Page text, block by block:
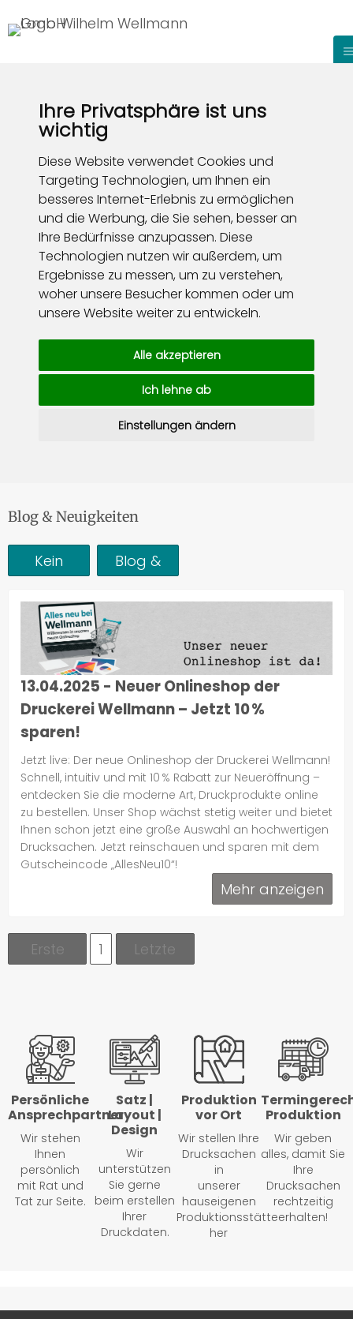
Ihre Privatsphäre ist uns
wichtig
Diese Website verwendet Cookies und
Targeting Technologien, um Ihnen ein
besseres Internet-Erlebnis zu ermöglichen
und die Werbung, die Sie sehen, besser an
Ihre Bedürfnisse anzupassen. Diese
Technologien nutzen wir außerdem, um
Ergebnisse zu messen, um zu verstehen,
woher unsere Besucher kommen oder um
unsere Website weiter zu entwickeln.
Alle akzeptieren
Ich lehne ab
Einstellungen ändern
Blog & Neuigkeiten
Kein
Blog &
13.04.2025 - Neuer Onlineshop der
Druckerei Wellmann – Jetzt 10 %
sparen!
Jetzt live: Der neue Onlineshop der Druckerei Wellmann!
Schnell, intuitiv und mit 10 % Rabatt zur Neueröffnung –
entdecken Sie die moderne Art, Druckprodukte online
zu bestellen. Unser Shop wächst stetig weiter und bietet
Ihnen schon jetzt eine große Auswahl an hochwertigen
Drucksachen. Jetzt reinschauen und sparen mit dem
Gutscheincode „AllesNeu10“!
Mehr anzeigen
Erste 1 Letzte
Persönliche
Ansprechpartner
Wir stehen
Ihnen
persönlich
mit Rat und
Tat zur Seite.
Satz |
Layout |
Design
Wir
unterstützen
Sie gerne
beim erstellen
Ihrer
Druckdaten.
Produktion
vor Ort
Wir stellen Ihre
Drucksachen
in
unserer
hauseigenen
Produktionsstätte
her
Produktion
Wir geben
alles, damit Sie
Ihre
Drucksachen
rechtzeitig
erhalten!